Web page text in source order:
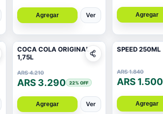
Agregar Ver Agregar
COCA COLA ORIGINAL
1,75L
ARS 4.210
ARS 3.290 22% OFF
Agregar Ver
SPEED 250ML
ARS 1.840
ARS 1.500
Agregar